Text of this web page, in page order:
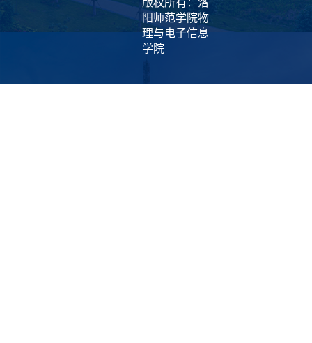
阳师范学院物
理与电子信息
学院